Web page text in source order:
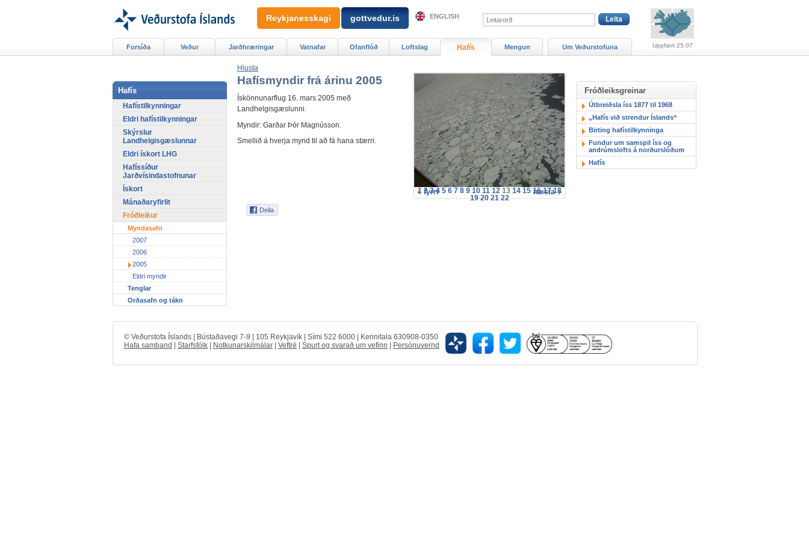
Hlusta
1 2 3 4 5 6 7 8 9 10 11 12 13 14 15 16 17 18
19 20 21 22
fyrri næsta
Hafísmyndir frá árinu 2005
Ískönnunarflug 16. mars 2005 með
Landhelgisgæslunni.
Myndir: Garðar Þór Magnússon.
Smellið á hverja mynd til að fá hana stærri.
Fróðleiksgreinar
Útbreiðsla íss 1877 til 1968
„Hafís við strendur Íslands“
Birting hafístilkynninga
Fundur um samspil íss og
andrúmslofts á norðurslóðum
Hafís
Forsíða Veður Jarðhræringar Vatnafar Ofanflóð Loftslag Hafís Mengun Um Veðurstofuna
Hafís
Hafístilkynningar
Eldri hafístilkynningar
Skýrslur
Landhelgisgæslunnar
Eldri ískort LHG
Hafíssíður
Jarðvísindastofnunar
Ískort
Mánaðaryfirlit
Fróðleikur
Myndasafn
2007
2006
2005
Eldri myndir
Tenglar
Orðasafn og tákn
Uppfært 25.07
Reykjanesskagi gottvedur.is ENGLISH
© Veðurstofa Íslands | Bústaðavegi 7-9 | 105 Reykjavík | Sími 522 6000 | Kennitala 630908-0350
Hafa samband | Starfsfólk | Notkunarskilmálar | Veftré | Spurt og svarað um vefinn | Persónuvernd